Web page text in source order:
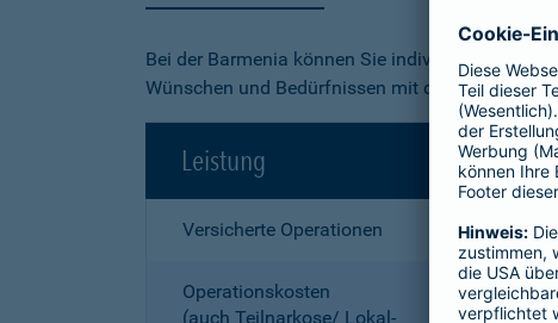
Bei der Barmenia können Sie individuell aus 3
Wünschen und Bedürfnissen mit dem besten
Leistung
Versicherte Operationen
Operationskosten
(auch Teilnarkose/ Lokal­